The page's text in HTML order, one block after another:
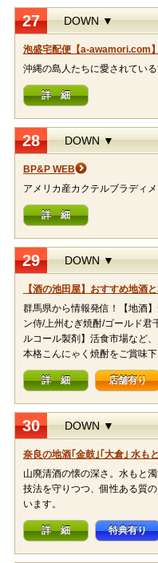
27 DOWN ▼
泡盛宅配便【a-awamori.com】
沖縄の島人たちに愛されてい
詳 細
28 DOWN ▼
BP&P WEB
アメリカ産カクテルブラディ
詳 細
29 DOWN ▼
【酒の池田屋】おすすめ地酒
群馬県から情報発信！【地酒
ン侍/上州むぎ焼酎/ゴールド君
ルコール製剤】活食市場など
本格こんにゃく焼酎をご賞味下
詳 細 店舗有り
30 DOWN ▼
奈良の地酒｢金鼓｣｢大倉｣ 水も
山廃清酒の懐の深さ。水もと
技法を守りつつ、個性ある質
います。
詳 細 特典有り